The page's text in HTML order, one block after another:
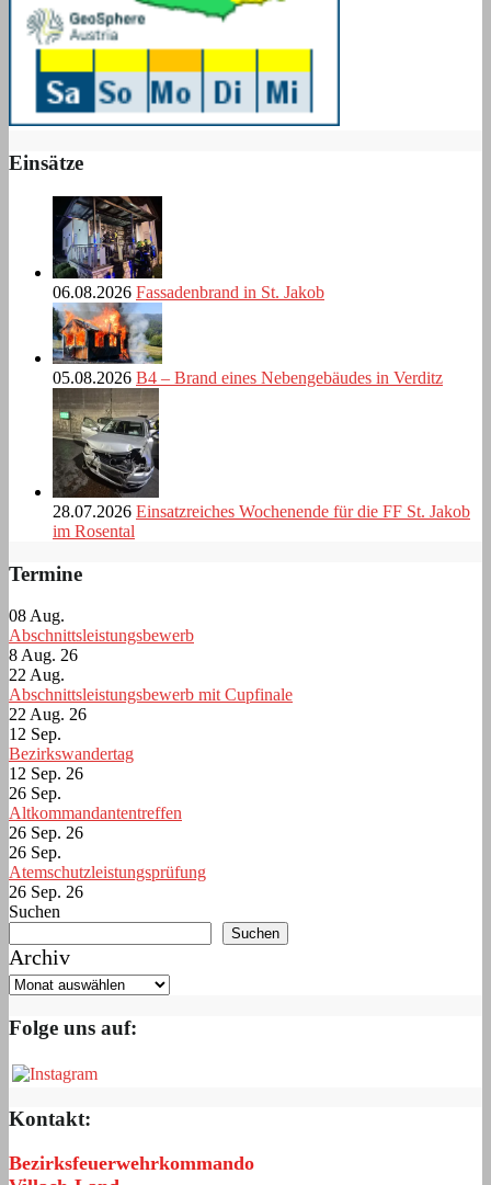
Einsätze
06.08.2026 Fassadenbrand in St. Jakob
05.08.2026 B4 – Brand eines Nebengebäudes in Verditz
28.07.2026 Einsatzreiches Wochenende für die FF St. Jakob
im Rosental
Termine
08 Aug.
Abschnittsleistungsbewerb
8 Aug. 26
22 Aug.
Abschnittsleistungsbewerb mit Cupfinale
22 Aug. 26
12 Sep.
Bezirkswandertag
12 Sep. 26
26 Sep.
Altkommandantentreffen
26 Sep. 26
26 Sep.
Atemschutzleistungsprüfung
26 Sep. 26
Suchen
Suchen
Archiv
Folge uns auf:
Kontakt:
Bezirksfeuerwehrkommando